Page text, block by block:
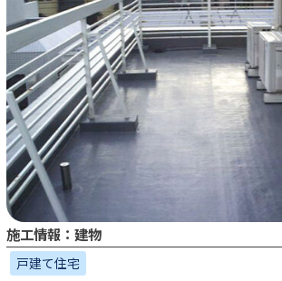
施工情報：建物
戸建て住宅